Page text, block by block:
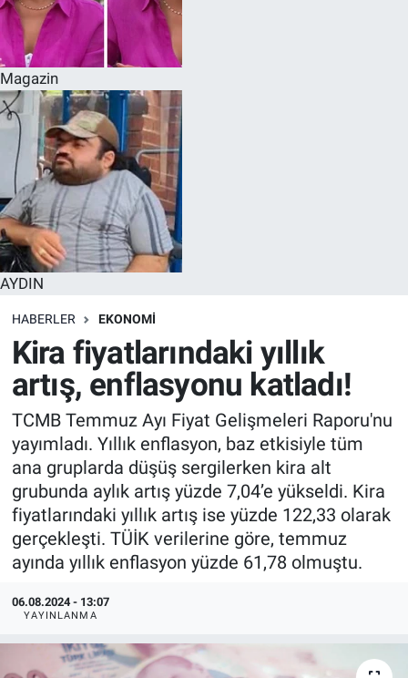
Magazin
AYDIN
HABERLER EKONOMI
Kira fiyatlarındaki yıllık
artış, enflasyonu katladı!
TCMB Temmuz Ayı Fiyat Gelişmeleri Raporu'nu
yayımladı. Yıllık enflasyon, baz etkisiyle tüm
ana gruplarda düşüş sergilerken kira alt
grubunda aylık artış yüzde 7,04’e yükseldi. Kira
fiyatlarındaki yıllık artış ise yüzde 122,33 olarak
gerçekleşti. TÜİK verilerine göre, temmuz
ayında yıllık enflasyon yüzde 61,78 olmuştu.
06.08.2024 - 13:07
YAYINLANMA